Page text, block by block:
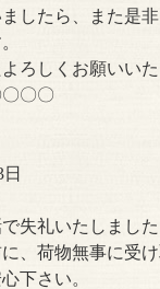
したら、また是
ろしくお願いいた
〇〇
失礼いたしました
、荷物無事に受け
下さい。